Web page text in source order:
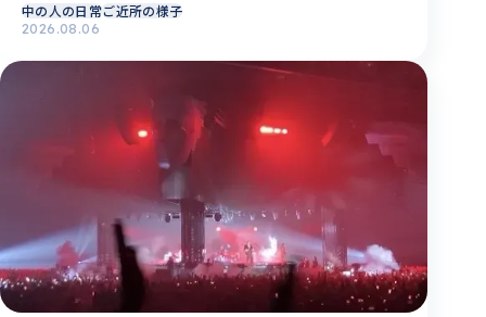
中の人の日常ご近所の様子
2026.08.06